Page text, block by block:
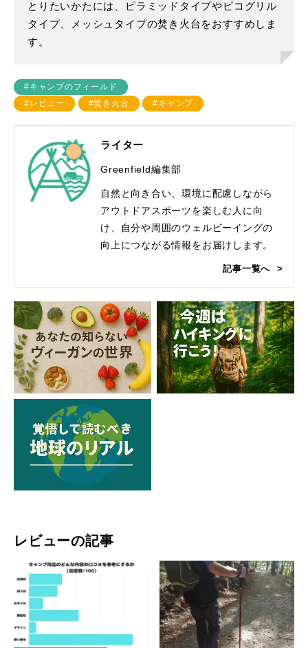
とりたいかたには、ピラミッドタイプやピコグリル
タイプ、メッシュタイプの焚き火台をおすすめしま
す。
#キャンプのフィールド
#レビュー
#焚き火台 #キャンプ
ライター
Greenfield編集部
自然と向き合い、環境に配慮しながら
アウトドアスポーツを楽しむ人に向
け、自分や周囲のウェルビーイングの
向上につながる情報をお届けします。
記事一覧へ
レビューの記事